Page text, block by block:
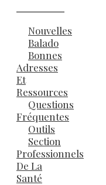
Nouvelles
Balado
Bonnes
Adresses
Et
Ressources
Questions
Fréquentes
Outils
Section
Professionnels
De La
Santé